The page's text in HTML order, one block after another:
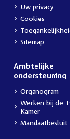
Uw privacy
Cookies
Sitemap
Ambtelijke
ondersteuning
Organogram
Werken bij de
Kamer
Mandaatbesluit